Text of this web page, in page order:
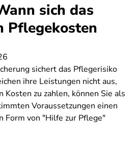
sich das
Pflegekosten
sichert das Pflegerisiko
ihre Leistungen nicht aus,
zu zahlen, können Sie als
Voraussetzungen einen
Form von "Hilfe zur Pflege"